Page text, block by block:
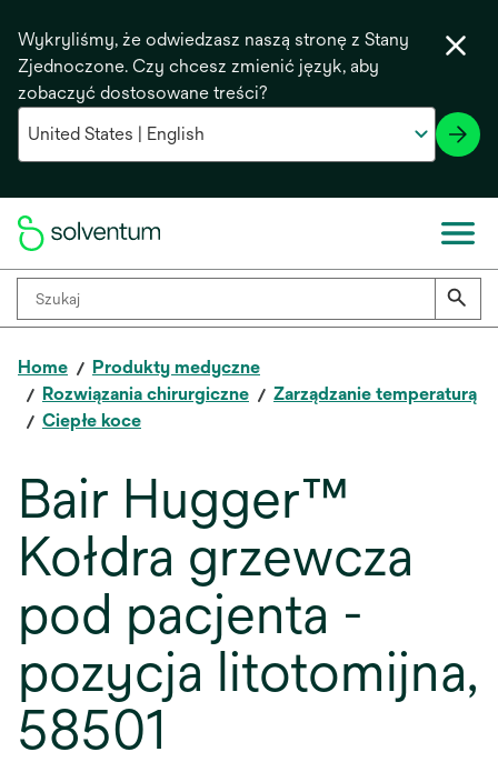
Wykryliśmy, że odwiedzasz naszą stronę z Stany
Zjednoczone. Czy chcesz zmienić język, aby
zobaczyć dostosowane treści?
Home
Produkty medyczne
Rozwiązania chirurgiczne
Zarządzanie temperaturą
Ciepłe koce
Bair Hugger™
Kołdra grzewcza
pod pacjenta -
pozycja litotomijna,
58501